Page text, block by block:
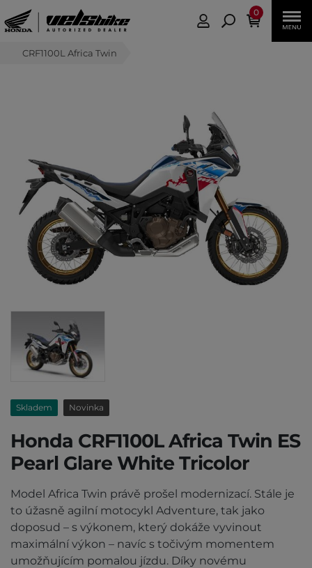
0
CRF1100L Africa Twin
Skladem Novinka
Honda CRF1100L Africa Twin ES
Pearl Glare White Tricolor
Model Africa Twin právě prošel modernizací. Stále je
to úžasně agilní motocykl Adventure, tak jako
doposud – s výkonem, který dokáže vyvinout
maximální výkon – navíc s točivým momentem
umožňujícím pomalou jízdu. Díky novému